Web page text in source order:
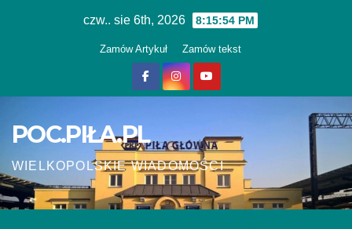
czw.. sie 6th, 2026 8:15:55 PM
Zamów Artykuł Zamów tekst
POC.PIŁA.PL
WIELKOPOLSKIE WIADOMOŚCI